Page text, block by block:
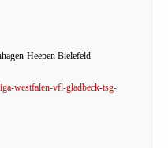
Heepen Bielefeld
westfalen-vfl-gladbeck-tsg-